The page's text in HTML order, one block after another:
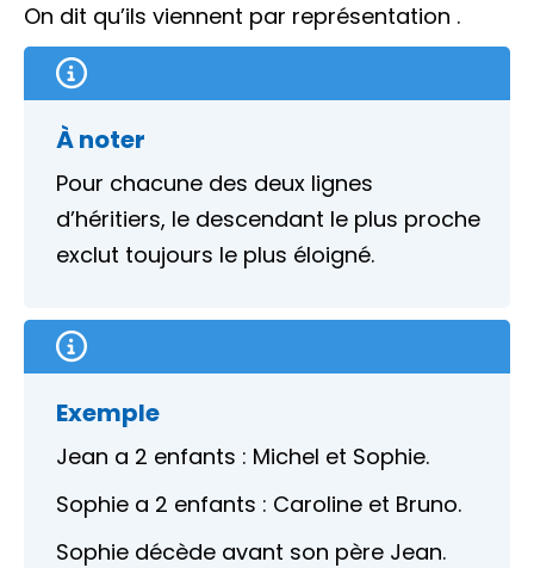
On dit qu’ils viennent par représentation .
À noter
Pour chacune des deux lignes
d’héritiers, le descendant le plus proche
exclut toujours le plus éloigné.
Exemple
Jean a 2 enfants : Michel et Sophie.
Sophie a 2 enfants : Caroline et Bruno.
Sophie décède avant son père Jean.